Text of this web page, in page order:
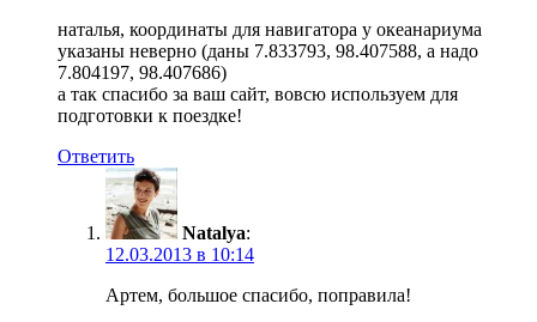
наталья, координаты для навигатора у океанариума
указаны неверно (даны 7.833793, 98.407588, а надо
7.804197, 98.407686)
а так спасибо за ваш сайт, вовсю используем для
подготовки к поездке!
Ответить
Natalya:
12.03.2013 в 10:14
Артем, большое спасибо, поправила!